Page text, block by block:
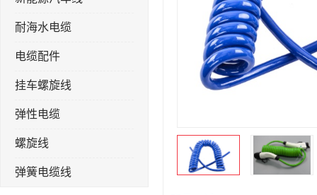
耐海水电缆
电缆配件
挂车螺旋线
弹性电缆
螺旋线
弹簧电缆线